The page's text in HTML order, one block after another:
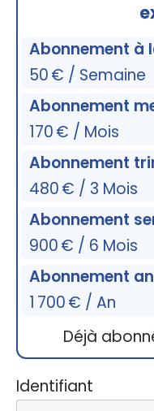
Abonnement à
50 € / Semaine
Abonnement
170 € / Mois
Abonnement
480 € / 3 Mois
Abonnement
900 € / 6 Mois
Abonnement
1 700 € / An
Déjà
Identifiant